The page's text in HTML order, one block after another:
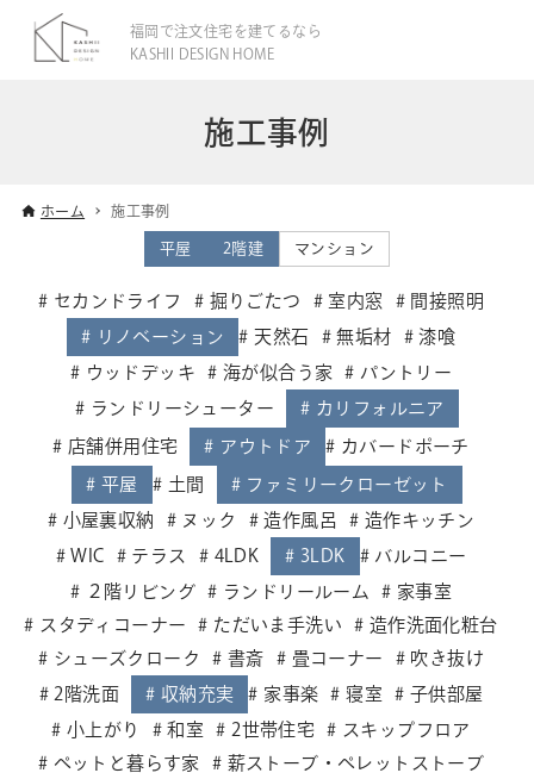
福岡で注文住宅を建てるなら
KASHII DESIGN HOME
施工事例
ホーム 施工事例
平屋 2階建 マンション
セカンドライフ 掘りごたつ 室内窓
間接照明
リノベーション
天然石 無垢材
漆喰
ウッドデッキ
海が似合う家
パントリー
ランドリーシューター
カリフォルニア
店舗併用住宅 アウトドア カバードポーチ
平屋 土間
ファミリークローゼット
小屋裏収納
ヌック 造作風呂
造作キッチン
WIC
テラス 4LDK 3LDK
バルコニー
２階リビング
ランドリールーム
家事室
スタディコーナー
ただいま手洗い
造作洗面化粧台
シューズクローク
書斎 畳コーナー
吹き抜け
2階洗面
収納充実 家事楽 寝室
子供部屋
小上がり
和室 2世帯住宅
スキップフロア
ペットと暮らす家
薪ストーブ・ペレットストーブ